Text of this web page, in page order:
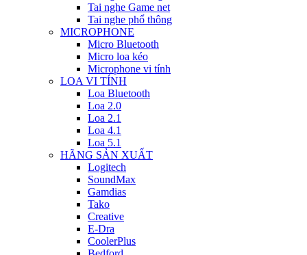
Tai nghe Game net
Tai nghe phổ thông
MICROPHONE
Micro Bluetooth
Micro loa kéo
Microphone vi tính
LOA VI TÍNH
Loa Bluetooth
Loa 2.0
Loa 2.1
Loa 4.1
Loa 5.1
HÃNG SẢN XUẤT
Logitech
SoundMax
Gamdias
Tako
Creative
E-Dra
CoolerPlus